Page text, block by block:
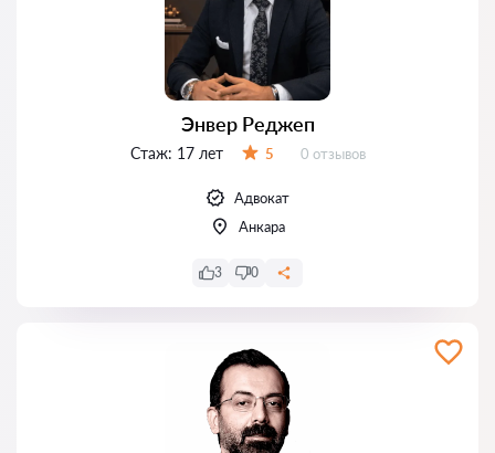
Энвер Реджеп
Стаж: 17 лет 5 Отзывов:
0 отзывов
Адвокат
Анкара
3 0